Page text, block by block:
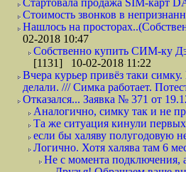
Стартовала продажа SIM-карт
Стоимость звонков в
Нашлось на
02-2018 10:47
Собственно купить СИМ-ку
[1131] 10-02-2018 11:22
Вчера курьер привёз таки
делали. /// Симка работает.
Отказался... Заявка № 371 от
Аналогично, симку так и не
Та же ситуация кинули
если бы халяву полугодовую
Логично. Хотя халява там 6
Не с момента подключения,